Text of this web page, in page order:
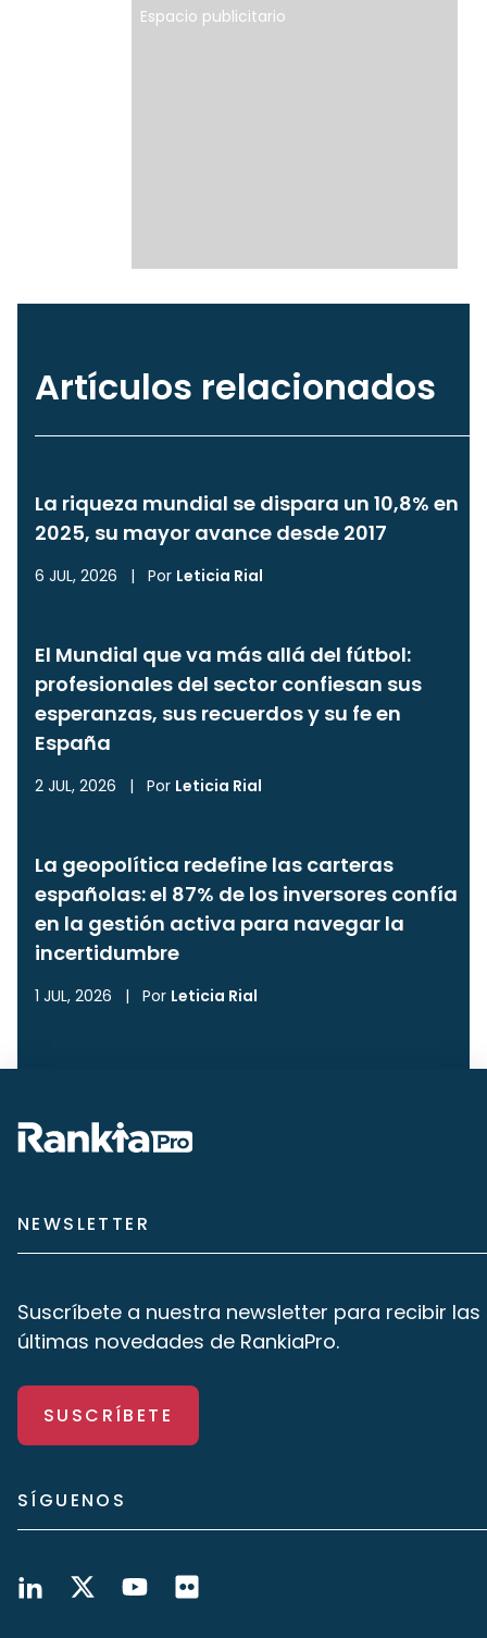
Espacio publicitario
Artículos relacionados
La riqueza mundial se dispara un 10,8% en
2025, su mayor avance desde 2017
6 JUL, 2026 | Por Leticia Rial
El Mundial que va más allá del fútbol:
profesionales del sector confiesan sus
esperanzas, sus recuerdos y su fe en
España
2 JUL, 2026 | Por Leticia Rial
La geopolítica redefine las carteras
españolas: el 87% de los inversores confía
en la gestión activa para navegar la
incertidumbre
1 JUL, 2026 | Por Leticia Rial
NEWSLETTER
Suscríbete a nuestra newsletter para recibir las
últimas novedades de RankiaPro.
SUSCRÍBETE
SÍGUENOS